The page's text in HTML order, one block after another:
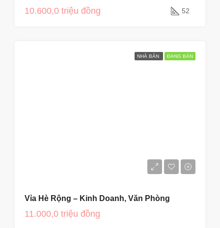
10.600,0 triệu đồng 52
NHÀ BÁN ĐANG BÁN
Vỉa Hè Rộng – Kinh Doanh, Văn Phòng
11.000,0 triệu đồng